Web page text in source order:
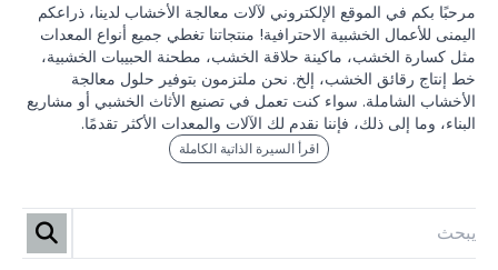
مرحبًا بكم في الموقع الإلكتروني لآلات معالجة الأخشاب لدينا، ذراعكم
اليمنى للأعمال الخشبية الاحترافية! منتجاتنا تغطي جميع أنواع المعدات
مثل كسارة الخشب، ماكينة حلاقة الخشب، مطحنة الحبيبات الخشبية،
خط إنتاج رقائق الخشب، إلخ. نحن ملتزمون بتوفير حلول معالجة
الأخشاب الشاملة. سواء كنت تعمل في تصنيع الأثاث الخشبي أو مشاريع
البناء، وما إلى ذلك، فإننا نقدم لك الآلات والمعدات الأكثر تقدمًا.
اقرأ السيرة الذاتية الكاملة